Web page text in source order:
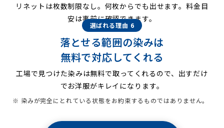
リネットは枚数制限なし。何枚からでも出せます。料金目
安は事前に確認できます。
選ばれる理由 6
落とせる範囲の染みは
無料で対応してくれる
工場で見つけた染みは無料で取ってくれるので、出すだけ
でお洋服がキレイになります。
※ 染みが完全にとれている状態をお約束するものではありません。